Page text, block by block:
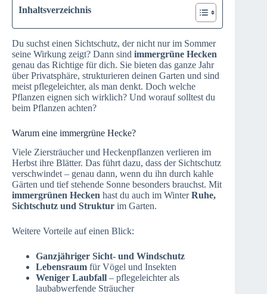
Inhaltsverzeichnis
Du suchst einen Sichtschutz, der nicht nur im Sommer
seine Wirkung zeigt? Dann sind immergrüne Hecken
genau das Richtige für dich. Sie bieten das ganze Jahr
über Privatsphäre, strukturieren deinen Garten und sind
meist pflegeleichter, als man denkt. Doch welche
Pflanzen eignen sich wirklich? Und worauf solltest du
beim Pflanzen achten?
Warum eine immergrüne Hecke?
Viele Ziersträucher und Heckenpflanzen verlieren im
Herbst ihre Blätter. Das führt dazu, dass der Sichtschutz
verschwindet – genau dann, wenn du ihn durch kahle
Gärten und tief stehende Sonne besonders brauchst. Mit
immergrünen Hecken hast du auch im WinterRuhe,
Sichtschutz und Struktur im Garten.
Weitere Vorteile auf einen Blick:
Ganzjähriger Sicht- und Windschutz
Lebensraum für Vögel und Insekten
Weniger Laubfall – pflegeleichter als
laubabwerfende Sträucher